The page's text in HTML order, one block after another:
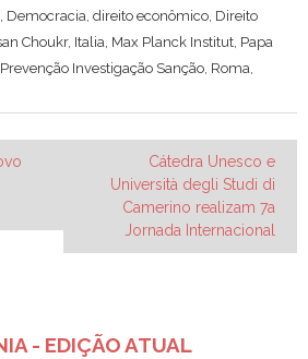
, Democracia, direito econômico, Direito
Choukr, Italia, Max Planck Institut, Papa
Investigação Sanção, Roma,
Cátedra Unesco e
Università degli Studi di
Camerino realizam 7a
Jornada Internacional
- EDIÇÃO ATUAL